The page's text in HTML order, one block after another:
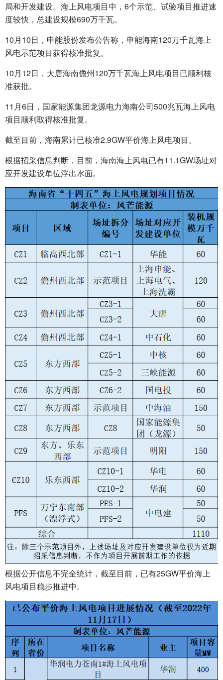
局和开发建设。海上风电项目中，6个示范、试验项目推进速
度较快，总建设规模690万千瓦。
10月10日，申能股份发布公告称，申能海南120万千瓦海上
风电示范项目获得核准批复。
10月12日，大唐海南儋州120万千瓦海上风电项目已顺利核
准获批。
11月6日，国家能源集团龙源电力海南公司500兆瓦海上风电
项目顺利取得核准批复。
截至目前，海南累计已核准2.9GW平价海上风电项目。
根据招采信息判断，目前，海南海上风电已有11.1GW场址对
应开发建设单位浮出水面。
根据公开信息不完全统计，截至目前，已有25GW平价海上
风电项目稳步推进中。